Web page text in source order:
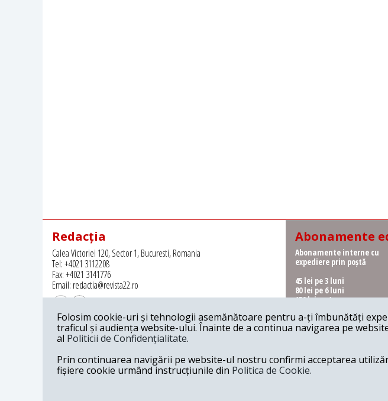
Redacția
Calea Victoriei 120, Sector 1, Bucuresti, Romania
Tel: +4021 3112208
Fax: +4021 3141776
Email: redactia@revista22.ro
Revista 22 este editata de
Abonamente
Abonamente interne cu
expediere prin poștă
45 lei pe 3 luni
80 lei pe 6 luni
150 lei pe 1 an
Abonamente interne cu
ridicare de la redacție
62 lei pe 6 luni
115 lei pe 1 an
©
Folosim cookie-uri și tehnologii asemănătoare pentru a-ți îmbunătăți
traficul și audiența website-ului. Înainte de a continua navigarea pe
al Politicii de Confidențialitate.
Prin continuarea navigării pe website-ul nostru confirmi acceptarea
fișiere cookie urmând instrucțiunile din Politica de Cookie.